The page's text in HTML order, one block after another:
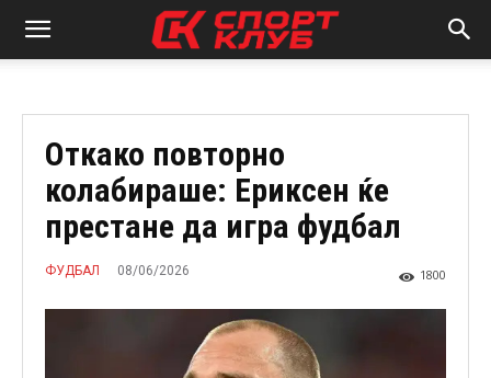
Откако повторно
колабираше: Ериксен ќе
престане да игра фудбал
ФУДБАЛ 08/06/2026 1800